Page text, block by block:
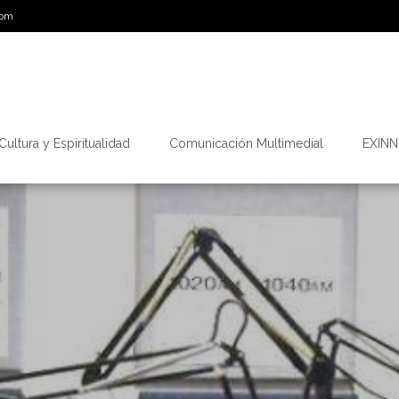
y Espiritualidad Comunicación Multimedial